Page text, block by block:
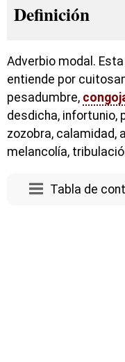
Definición
Adverbio modal.
entiende por
pesadumbre,
desdicha, infortunio,
zozobra, calamidad,
melancolía,
Tabla de